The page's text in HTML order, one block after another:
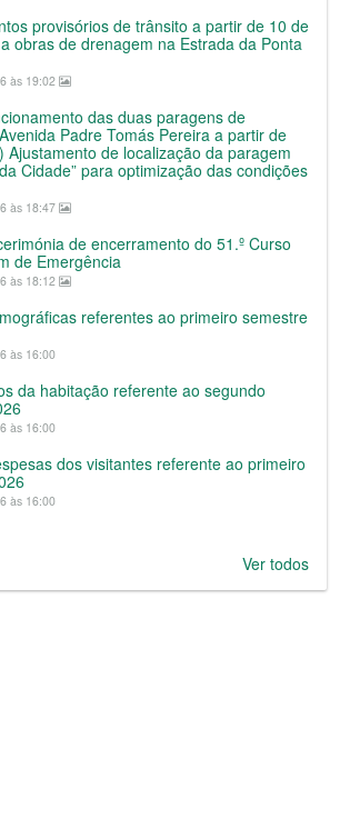
provisórios de trânsito a partir de 10 de
obras de drenagem na Estrada da Ponta
às 19:02
das duas paragens de
Padre Tomás Pereira a partir de
Ajustamento de localização da paragem
Cidade” para optimização das condições
às 18:47
de encerramento do 51.º Curso
de Emergência
às 18:12
referentes ao primeiro semestre
às 16:00
da habitação referente ao segundo
às 16:00
dos visitantes referente ao primeiro
às 16:00
Ver todos